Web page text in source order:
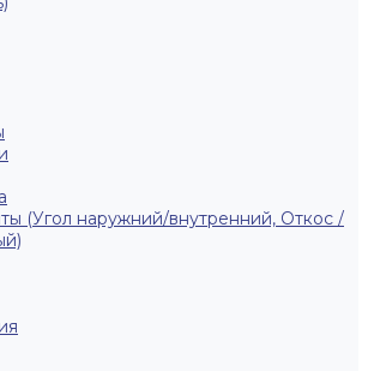
(Угол наружний/внутренний, Откос /